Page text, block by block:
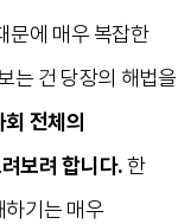
문에 매우 복잡한
는 건 당장의 해법을
전체의
보려 합니다.한
하기는 매우